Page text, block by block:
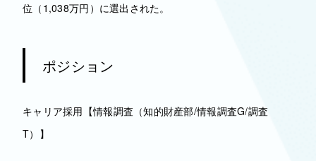
位（1,038万円）に選出された。
ポジション
キャリア採用【情報調査（知的財産部/情報調査G/調査
T）】